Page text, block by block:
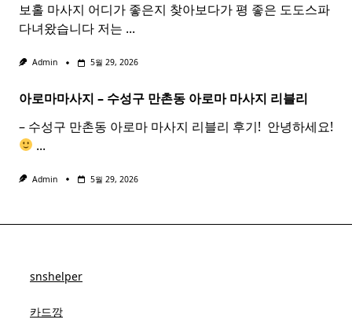
보홀 마사지 어디가 좋은지 찾아보다가 평 좋은 도도스파
다녀왔습니다 저는 ...
Admin 5월 29, 2026
아로마마사지 – 수성구 만촌동 아로마 마사지 리블리
– 수성구 만촌동 아로마 마사지 리블리 후기! ​ 안녕하세요!
...
Admin 5월 29, 2026
snshelper
카드깡